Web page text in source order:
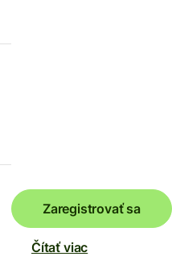
Zaregistrovať sa
Čítať viac